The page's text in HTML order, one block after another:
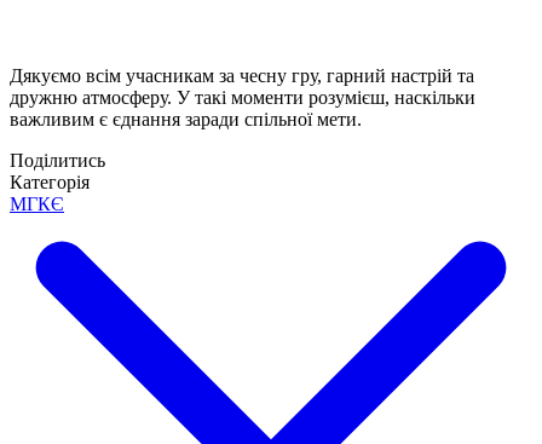
Дякуємо всім учасникам за чесну гру, гарний настрій та
дружню атмосферу. У такі моменти розумієш, наскільки
важливим є єднання заради спільної мети.
Поділитись
Категорія
МГКЄ